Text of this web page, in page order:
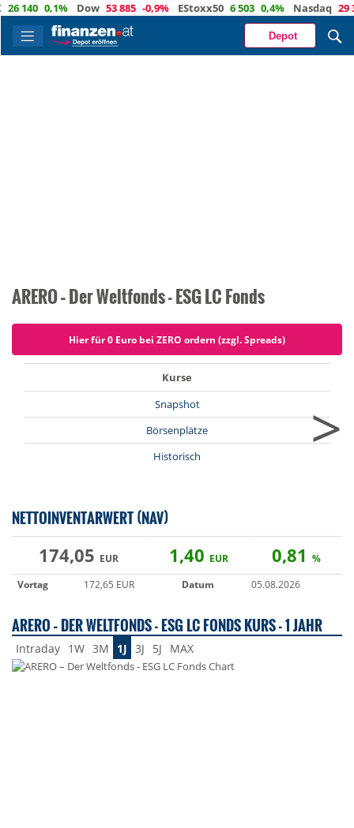
0,1% Dow 53 885 -0,9% EStoxx50 6 503 0,4% Nasdaq 29 373
Depot
ARERO – Der Weltfonds - ESG LC Fonds
Hier für 0 Euro bei ZERO ordern (zzgl. Spreads)
Kurse
Snapshot
Börsenplätze
Historisch
>
NETTOINVENTARWERT (NAV)
174,05 EUR 1,40 EUR 0,81 %
Vortag
172,65 EUR Datum 05.08.2026
ARERO – DER WELTFONDS - ESG LC FONDS KURS - 1 JAHR
Intraday 1W 3M 1J 3J 5J MAX